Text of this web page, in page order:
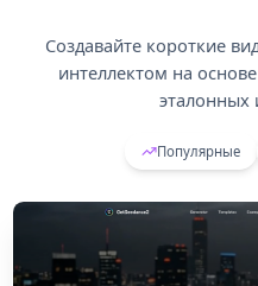
Создавайте короткие
интеллектом на
эталонных
Популярные